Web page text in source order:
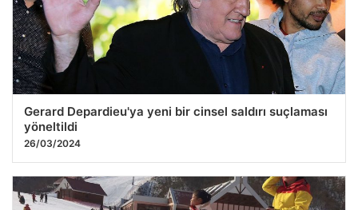
Gerard Depardieu'ya yeni bir cinsel saldırı suçlaması
yöneltildi
26/03/2024